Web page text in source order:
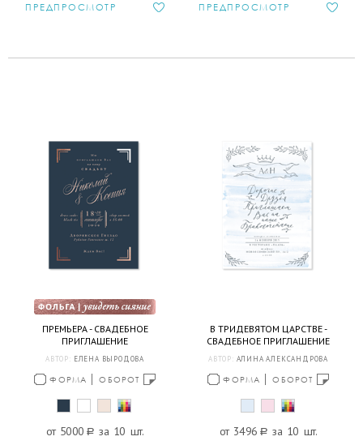
ПРЕДПРОСМОТР ПРЕДПРОСМОТР
ПРЕМЬЕРА - СВАДЕБНОЕ
ПРИГЛАШЕНИЕ
АВТОР: ЕЛЕНА ВЫРОДОВА
ФОРМА ОБОРОТ
от 5000 a за 10 шт.
В ТРИДЕВЯТОМ ЦАРСТВЕ -
СВАДЕБНОЕ ПРИГЛАШЕНИЕ
АВТОР: АЛИНА АЛЕКСАНДРОВА
ФОРМА ОБОРОТ
от 3496 a за 10 шт.